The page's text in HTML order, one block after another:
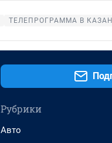
ТЕЛЕПРОГРАММА В
Рубрики
Авто